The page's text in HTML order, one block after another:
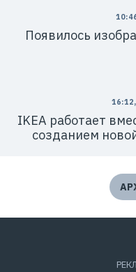
Появилось
IKEA работает
созданием